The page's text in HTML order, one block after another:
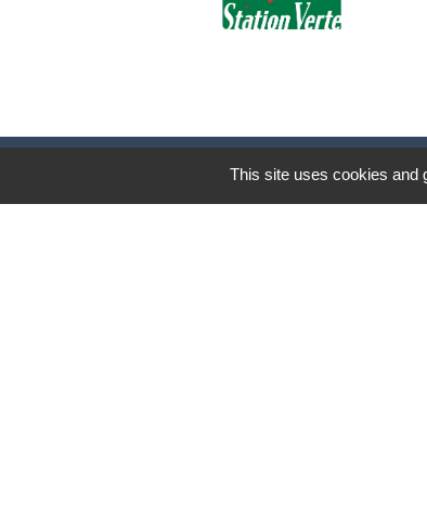
This site uses cookies and